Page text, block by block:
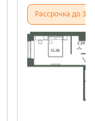
Рассрочка до